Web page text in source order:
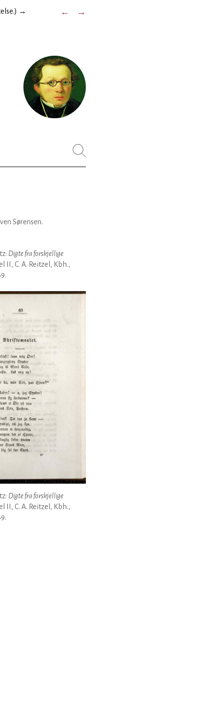
→
← →
Sørensen.
Digte fra forskjellige
II, C. A. Reitzel, Kbh.,
Digte fra forskjellige
II, C. A. Reitzel, Kbh.,